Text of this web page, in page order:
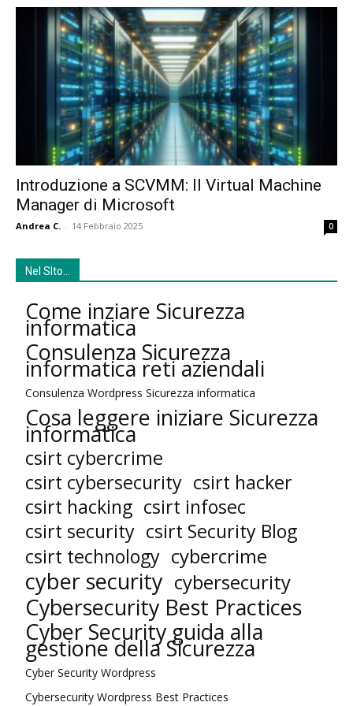
Introduzione a SCVMM: Il Virtual Machine
Manager di Microsoft
Andrea C. - 14 Febbraio 2025 0
Nel SIto…
Come inziare Sicurezza
informatica
Consulenza Sicurezza
informatica reti aziendali
Consulenza Wordpress Sicurezza informatica
Cosa leggere iniziare Sicurezza
informatica
csirt cybercrime
csirt cybersecurity csirt hacker
csirt hacking csirt infosec
csirt security csirt Security Blog
csirt technology cybercrime
cyber security cybersecurity
Cybersecurity Best Practices
Cyber Security guida alla
gestione della Sicurezza
Cyber Security Wordpress
Cybersecurity Wordpress Best Practices